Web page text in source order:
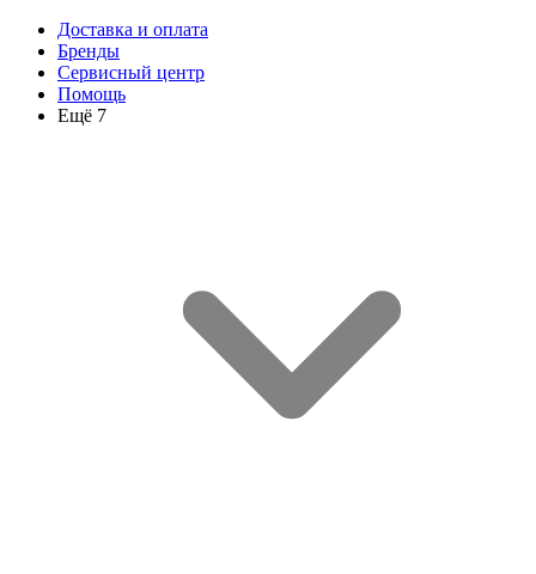
Доставка и оплата
Бренды
Сервисный центр
Помощь
Ещё 7